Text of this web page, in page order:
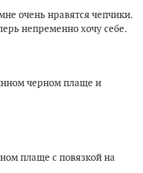
очень нравятся чепчики.
непременно хочу себе.